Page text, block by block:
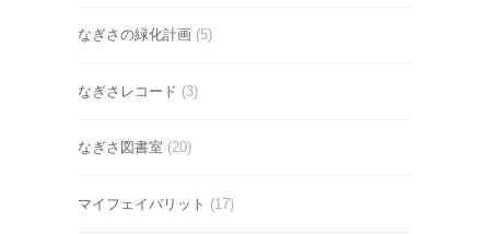
なぎさの緑化計画 (5)
なぎさレコード (3)
なぎさ図書室 (20)
マイフェイバリット (17)